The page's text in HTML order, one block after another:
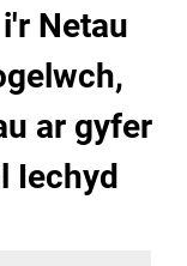
Netau
ar gyfer
Iechyd